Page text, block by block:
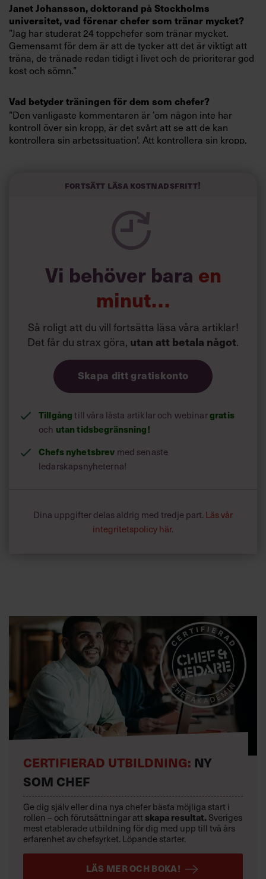
Prenumerera
Janet Johansson, doktorand på Stockholms
universitet, vad förenar chefer som tränar mycket?
”Jag har studerat 24 toppchefer som tränar mycket.
Gemensamt för dem är att de tycker att det är viktigt att
träna, de tränade redan tidigt i livet och de prioriterar god
kost och sömn.”
Vad betyder träningen för dem som chefer?
”Den vanligaste kommentaren är ’om någon inte har
kontroll över sin kropp, är det svårt att se att de kan
kontrollera sin arbetssituation’. Att kontrollera sin kropp,
hälsosam livsstil. Dessa atletiska ledare ser sig själva
som ledare under dygnets alla timmar, och de tenderar
att prestera på topp i allt de företar sig.”
Sa de något negativtom sin träning?
poängterade att det fanns fysiska nackdelar med att träna
de blev ’beroende’ av att träna. Men, de moraliska och
etiska dimensioner som kommer med en ’disciplinerad
livsstil’ verkar vara starkare än nackdelarna. Därför vill de
inte sluta träna eller minska sin träningsmängd. De vill
också inspirera andra att träna.”
Fortsätt läsa kostnadsfritt!
Vi behöver bara en
minut…
Så roligt att du vill fortsätta läsa våra artiklar!
Det får du strax göra, utan att betala något.
Skapa ditt gratiskonto
Tillgång till våra låsta artiklar och webinargratis
och utan tidsbegränsning!
Chefs nyhetsbrev med senaste
ledarskapsnyheterna!
Dina uppgifter delas aldrig med tredje part. Läs vår
integritetspolicy här.
CERTIFIERAD UTBILDNING: NY
SOM CHEF
Ge dig själv eller dina nya chefer bästa möjliga start i
rollen – och förutsättningar att skapa resultat. Sveriges
mest etablerade utbildning för dig med upp till två års
erfarenhet av chefsyrket. Löpande starter.
LÄS MER OCH BOKA!